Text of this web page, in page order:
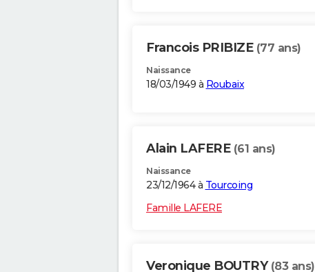
Francois PRIBIZE (77 ans)
Naissance
18/03/1949 à Roubaix
Alain LAFERE (61 ans)
Naissance
23/12/1964 à Tourcoing
Famille LAFERE
Veronique BOUTRY (83 ans)